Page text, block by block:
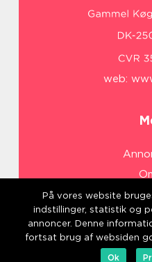
web:
På vores website
indstillinger, statistik og
annoncer. Denne
fortsat brug af websiden
Ok